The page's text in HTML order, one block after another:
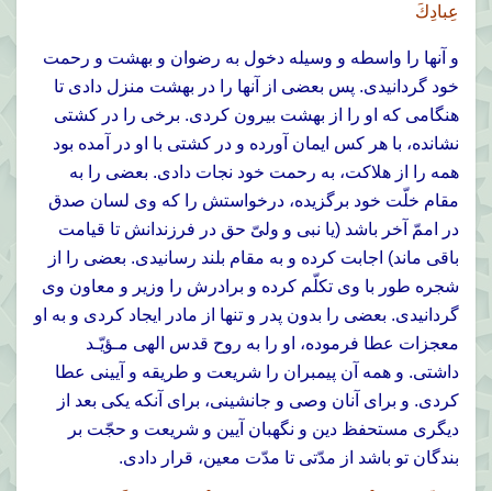
عِبادِكَ
و آنها را واسطه و وسيله دخول به رضوان و بهشت و رحمت
خود گردانيدى. پس بعضى از آنها را در بهشت منزل دادى تا
هنگامى كه او را از بهشت بيرون كردى. برخى را در كشتى
نشانده، با هر كس ايمان آورده و در كشتى با او در آمده بود
همه را از هلاكت، به رحمت خود نجات دادى. بعضى را به
مقام خلّت خود برگزيده، درخواستش را كه وى لسان صدق
در اممّ آخر باشد (يا نبى و ولىّ حق در فرزندانش تا قيامت
باقى ماند) اجابت كرده و به مقام بلند رسانيدى. بعضى را از
شجره طور با وى تكلّم كرده و برادرش را وزير و معاون وى
گردانيدى. بعضى را بدون پدر و تنها از مادر ايجاد كردى و به او
معجزات عطا فرموده، او را به روح قدس الهى مـؤيّـد
داشتى. و همه آن پيمبران را شريعت و طريقه و آيينى عطا
كردى. و براى آنان وصى و جانشينى، براى آنكه يكى بعد از
ديگرى مستحفظ دين و نگهبان آيين و شريعت و حجّت بر
بندگان تو باشد از مدّتى تا مدّت معين، قرار دادى.